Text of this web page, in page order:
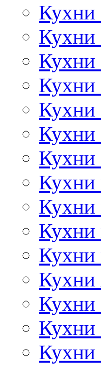
Кухни
Кухни
Кухни
Кухни
Кухни
Кухни
Кухни
Кухни
Кухни
Кухни
Кухни
Кухни
Кухни
Кухни
Кухни